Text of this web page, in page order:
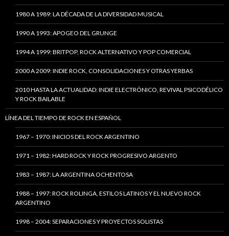
1980 A 1989: LA DÉCADA DE LA DIVERSIDAD MUSICAL
1990 A 1993: APOGEO DEL GRUNGE
1994 A 1999: BRITPOP, ROCK ALTERNATIVO Y POP COMERCIAL
2000 A 2009: INDIE ROCK, CONSOLIDACIONES Y OTRAS YERBAS
2010 HASTA LA ACTUALIDAD: INDIE ELECTRÓNICO, REVIVAL PSICODÉLICO
Y ROCK BAILABLE
LÍNEA DEL TIEMPO DE ROCK EN ESPAÑOL
1967 – 1970: INICIOS DEL ROCK ARGENTINO
1971 – 1982: HARD ROCK Y ROCK PROGRESIVO ARGENTO
1983 – 1987: LA ARGENTINA OCHENTOSA
1988 – 1997: ROCK ROLINGA, ESTILOS LATINOS Y EL NUEVO ROCK
ARGENTINO
1998 – 2004: SEPARACIONES Y PROYECTOS SOLISTAS